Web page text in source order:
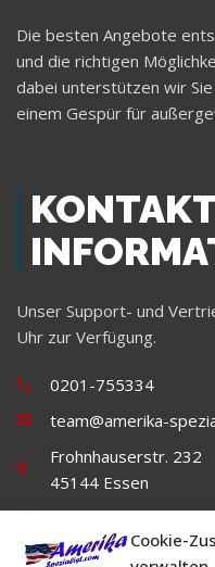
Cookie-
Die besten Angebote
und die richtigen
dabei unterstützen wir
einem Gespür für
Unser Support- und
Uhr zur Verfügung.
0201-755334
team@amerika-
Frohnhauserstr. 232
45144 Essen